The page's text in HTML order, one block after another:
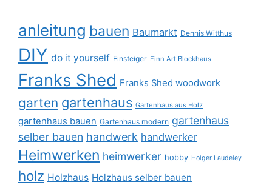
anleitung bauen Baumarkt Dennis Witthus
DIY do it yourself Einsteiger Finn Art Blockhaus
Franks Shed Franks Shed woodwork
garten gartenhaus Gartenhaus aus Holz
gartenhaus bauen Gartenhaus modern gartenhaus
selber bauen handwerk handwerker
Heimwerken heimwerker hobby Holger Laudeley
holz Holzhaus Holzhaus selber bauen